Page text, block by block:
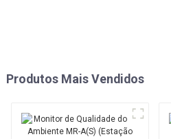
Produtos Mais Vendidos